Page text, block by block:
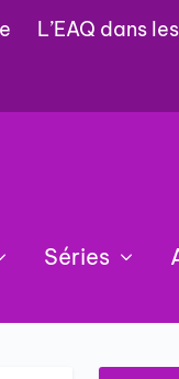
L’EAQ dans
Séries